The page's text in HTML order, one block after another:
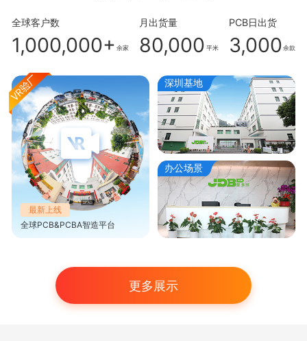
全球客户数
1,000,000+ 余家
月出货量
80,000 平米
PCB日出货
3,000 余款
最新上线
全球PCB&PCBA智造平台
深圳基地
办公场景
更多展示